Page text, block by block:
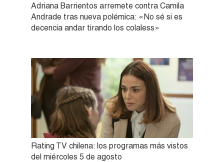
Adriana Barrientos arremete contra Camila
Andrade tras nueva polémica: «No sé si es
decencia andar tirando los colaless»
Rating TV chilena: los programas más vistos
del miércoles 5 de agosto